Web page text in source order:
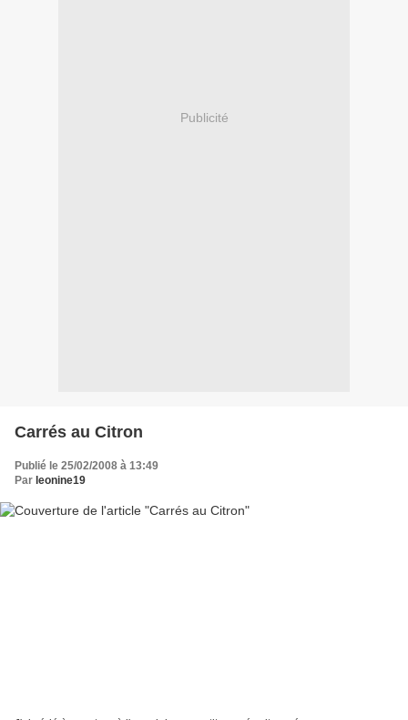
Publicité
Carrés au Citron
Publié le 25/02/2008 à 13:49
Par leonine19